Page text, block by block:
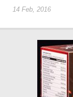
14 Feb, 2016